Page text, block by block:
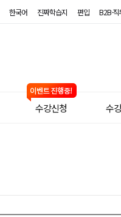
한국어 진짜학습지 편입 B2B·
수강신청 수